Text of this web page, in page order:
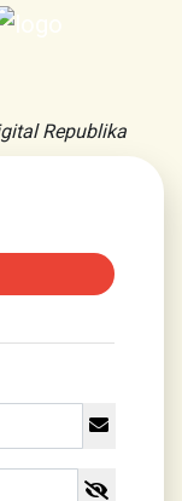
Republika